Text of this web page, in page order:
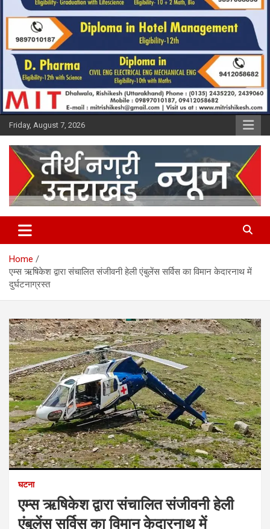
Friday, August 7, 2026
Tirth Nagri Uttarakhand
Home
एम्स ऋषिकेश द्वारा संचालित संजीवनी हेली एंबुलेंस सर्विस का विमान केदारनाथ में
दुर्घटनाग्रस्त
घटना
एम्स ऋषिकेश द्वारा संचालित संजीवनी हेली
एंबुलेंस सर्विस का विमान केदारनाथ में